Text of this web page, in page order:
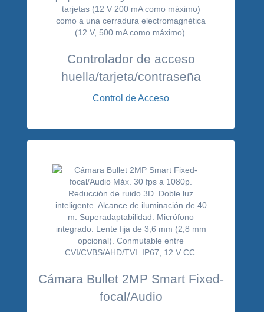
Controlador de acceso
huella/tarjeta/contraseña
Control de Acceso
Cámara Bullet 2MP Smart Fixed-
focal/Audio